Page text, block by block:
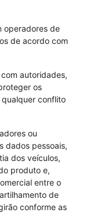
de
de acordo com
autoridades,
os
qualquer conflito
ou
dados pessoais,
dos veículos,
produto e,
entre o
de
conforme as